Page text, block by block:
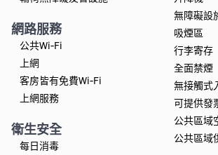
網路服務
公共Wi-Fi
上網
客房皆有免費Wi-Fi
上網服務
衛生安全
每日消毒
無障礙設
吸煙區
行李寄存
全面禁煙
無接觸式
可提供發
公共區域
公共區域